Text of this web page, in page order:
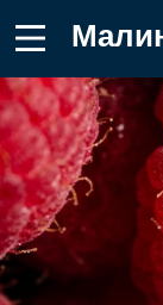
Малина,